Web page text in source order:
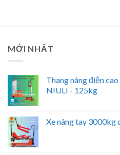
MỚI NHẤT
Thang nâng điện
NIULI - 125kg
Xe nâng tay 3000kg